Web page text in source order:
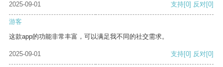
2025-09-01
支持[0] 反对[0]
游客
这款app的功能非常丰富，可以满足我不同的社交需求。
2025-09-01 支持[0] 反对[0]